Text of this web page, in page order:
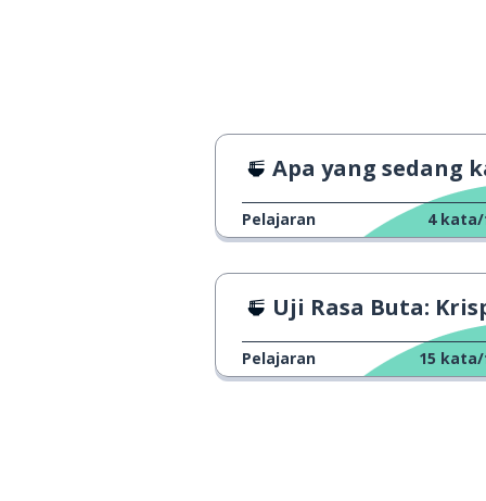
Apa yang sedang kamu
Pelajaran 4
Uji Rasa Buta: Krispy
Pelajaran 15